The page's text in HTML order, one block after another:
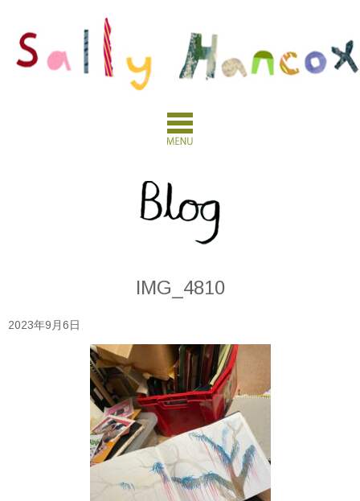
IMG_4810
2023年9月6日